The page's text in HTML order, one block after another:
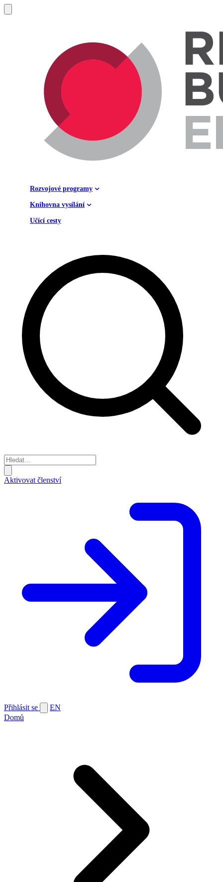
Rozvojové programy
Knihovna vysílání
Učící cesty
Aktivovat členství
Přihlásit se
EN
Domů